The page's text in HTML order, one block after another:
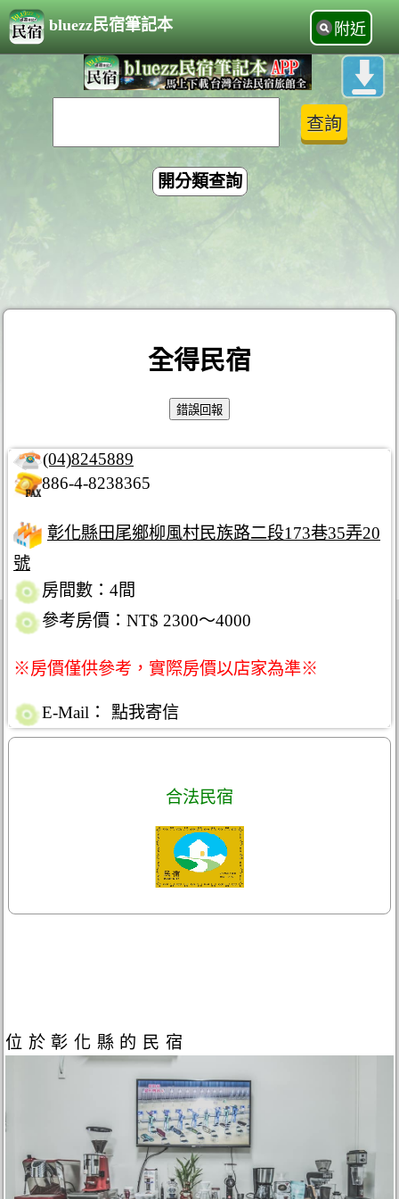
bluezz民宿筆記本 附近
開分類查詢
全得民宿
(04)8245889
886-4-8238365
彰化縣田尾鄉柳風村民族路二段173巷35弄20
號
房間數：4間
參考房價：NT$ 2300～4000
※房價僅供參考，實際房價以店家為準※
E-Mail： 點我寄信
合法民宿
位於彰化縣的民宿